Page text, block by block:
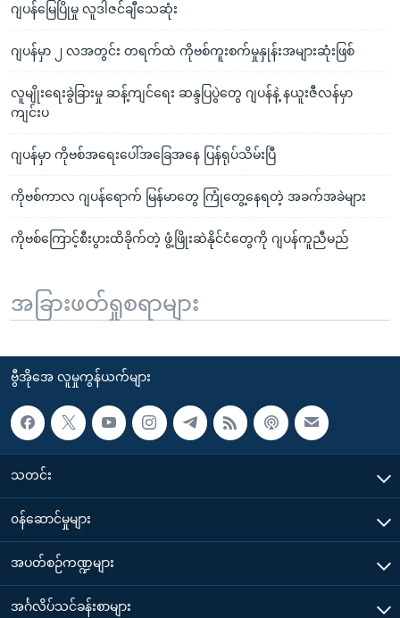
ဂျပန်မြေပြိုမှု လူဒါဇင်ချီသေဆုံး
ဂျပန်မှာ ၂ လအတွင်း တရက်ထဲ ကိုဗစ်ကူးစက်မှုနှုန်းအများဆုံးဖြစ်
လူမျိုးရေးခွဲခြားမှု ဆန့်ကျင်ရေး ဆန္ဒပြပွဲတွေ ဂျပန်နဲ့ နယူးဇီလန်မှာ
ကျင်းပ
ဂျပန်မှာ ကိုဗစ်အရေးပေါ်အခြေအနေ ပြန်ရုပ်သိမ်းပြီ
ကိုဗစ်ကာလ ဂျပန်ရောက် မြန်မာတွေ ကြုံတွေ့နေရတဲ့ အခက်အခဲများ
ကိုဗစ်ကြောင့်စီးပွားထိခိုက်တဲ့ ဖွံ့ဖြိုးဆဲနိုင်ငံတွေကို ဂျပန်ကူညီမည်
အခြားဖတ်ရှုစရာများ
ဗွီအိုအေ လူမှုကွန်ယက်များ
သတင်း
၀န်ဆောင်မှုများ
အပတ်စဉ်ကဏ္ဍများ
အင်္ဂလိပ်သင်ခန်းစာများ